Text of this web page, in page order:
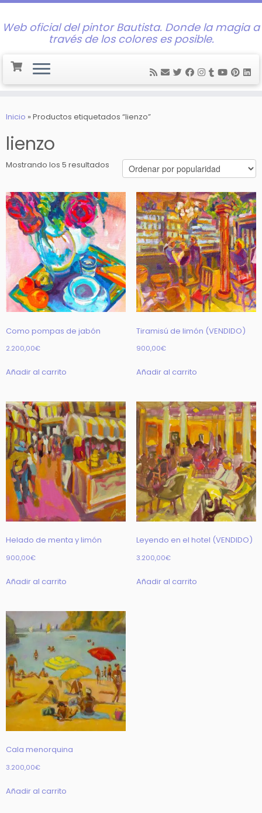
Web oficial del pintor Bautista. Donde la magia a
través de los colores es posible.
Inicio » Productos etiquetados “lienzo”
lienzo
Mostrando los 5 resultados Ordenado
Como pompas de jabón
2.200,00€
Añadir al carrito
Tiramisú de limón (VENDIDO)
900,00€
Añadir al carrito
Helado de menta y limón
900,00€
Añadir al carrito
Leyendo en el hotel (VENDIDO)
3.200,00€
Añadir al carrito
Cala menorquina
3.200,00€
Añadir al carrito